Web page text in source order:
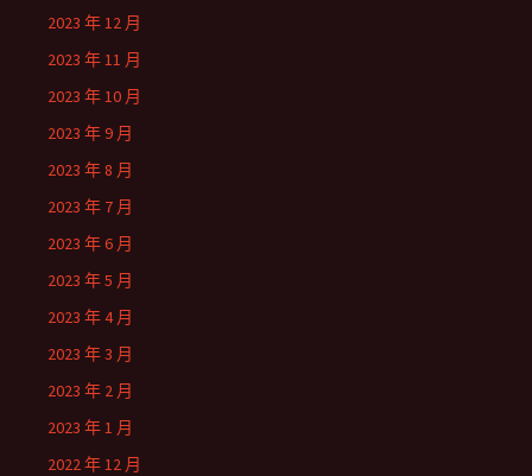
2023 年 12 月
2023 年 11 月
2023 年 10 月
2023 年 9 月
2023 年 8 月
2023 年 7 月
2023 年 6 月
2023 年 5 月
2023 年 4 月
2023 年 3 月
2023 年 2 月
2023 年 1 月
2022 年 12 月